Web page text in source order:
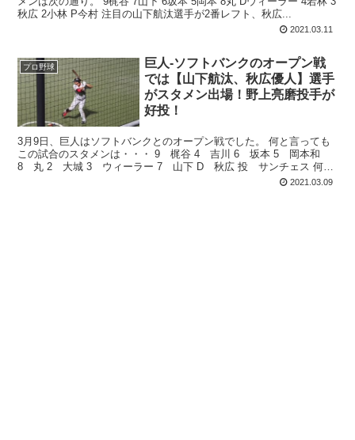
秋広 2小林 P今村 注目の山下航汰選手が2番レフト、秋広...
2021.03.11
プロ野球
巨人-ソフトバンクのオープン戦
では【山下航汰、秋広優人】選手
がスタメン出場！野上亮磨投手が
好投！
3月9日、巨人はソフトバンクとのオープン戦でした。 何と言っても
この試合のスタメンは・・・ 9 梶谷 4 吉川 6 坂本 5 岡本和
8 丸 2 大城 3 ウィーラー 7 山下 D 秋広 投 サンチェス 何
2021.03.09